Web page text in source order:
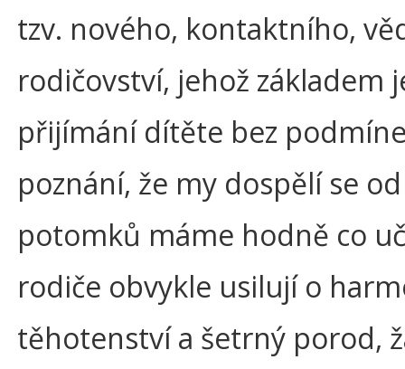
tzv. nového, kontaktního,
rodičovství, jehož základem
přijímání dítěte bez
poznání, že my dospělí se
potomků máme hodně co
rodiče obvykle usilují o
těhotenství a šetrný porod,